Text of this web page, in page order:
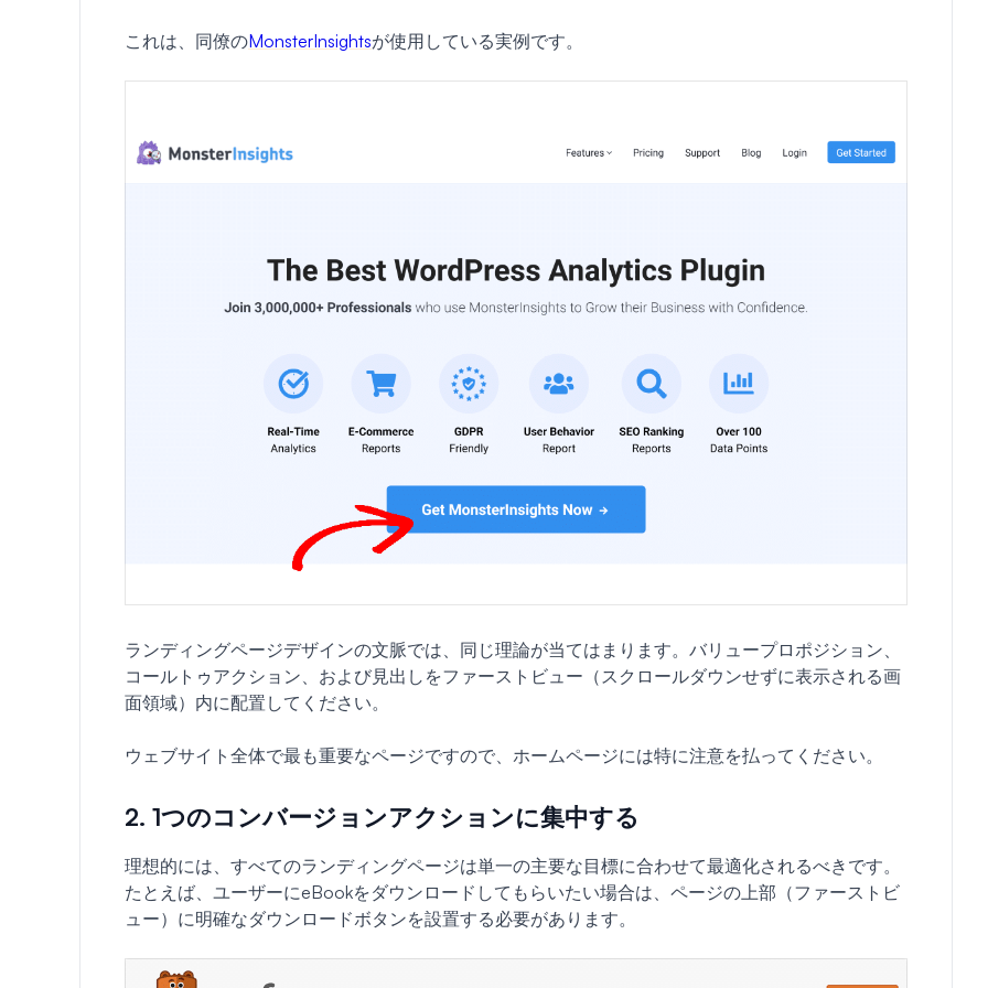
これは、同僚のMonsterInsightsが使用している実例です。
ランディングページデザインの文脈では、同じ理論が当てはまります。バリュープロポジション、
コールトゥアクション、および見出しをファーストビュー（スクロールダウンせずに表示される画
面領域）内に配置してください。
ウェブサイト全体で最も重要なページですので、ホームページには特に注意を払ってください。
2. 1つのコンバージョンアクションに集中する
理想的には、すべてのランディングページは単一の主要な目標に合わせて最適化されるべきです。
たとえば、ユーザーにeBookをダウンロードしてもらいたい場合は、ページの上部（ファーストビ
ュー）に明確なダウンロードボタンを設置する必要があります。